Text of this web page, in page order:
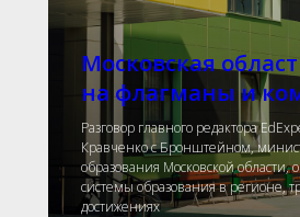
Московская
на флагманы и
Разговор главного редактора
Кравченко с Бронштейном,
образования Московской области,
системы образования в регионе,
достижениях